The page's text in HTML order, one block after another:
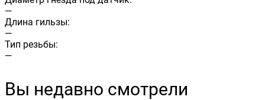
—
Длина гильзы:
—
Тип резьбы:
—
Вы недавно смотрели